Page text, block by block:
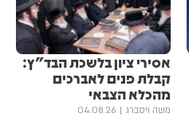
אסירי ציון בלשכת הבד"ץ:
קבלת פנים לאברכים
מהכלא הצבאי
משה ויסברג 04.08.26